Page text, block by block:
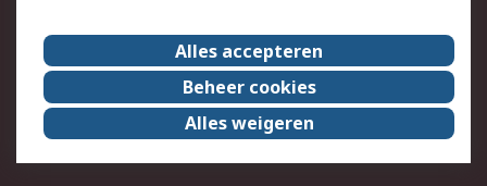
Over RS
RS Group
Over ons
RS wereldwijd
Werken bij RS
ESG
Alles accepteren
Beheer cookies
Alles weigeren